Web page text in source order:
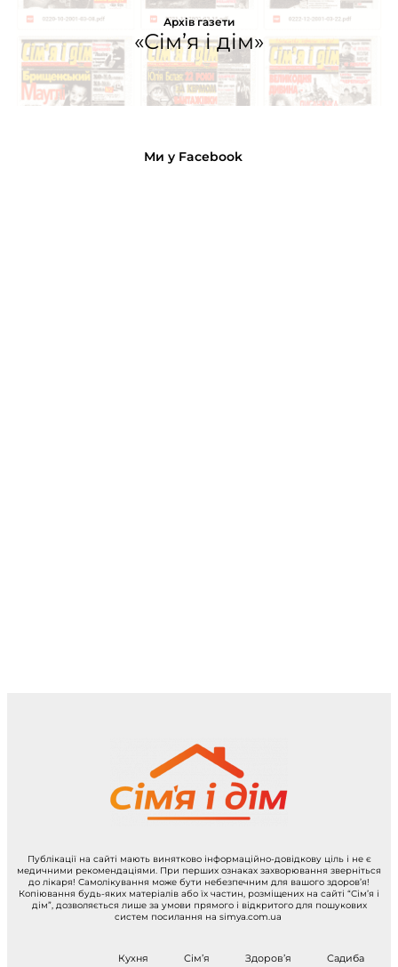
Архів газети
«Сім’я і дім»
Ми у Facebook
Публікації на сайті мають винятково інформаційно-довідкову ціль і не є
медичними рекомендаціями. При перших ознаках захворювання зверніться
до лікаря! Самолікування може бути небезпечним для вашого здоров’я!
Копіювання будь-яких матеріалів або їх частин, розміщених на сайті “Сім’я і
дім”, дозволяється лише за умови прямого і відкритого для пошукових
систем посилання на simya.com.ua
Кухня Сім’я Здоров’я Садиба